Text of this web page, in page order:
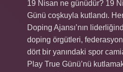
19 Nisan ne günüdür? 19
Günü coşkuyla kutlandı.
Doping Ajansı’nın
doping örgütleri,
dört bir yanındaki spor
Play True Günü’nü